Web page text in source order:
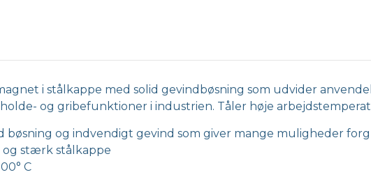
i stålkappe med solid gevindbøsning som udvider
og gribefunktioner i industrien. Tåler høje
bøsning og indvendigt gevind som giver mange muligheder
og stærk stålkappe
C